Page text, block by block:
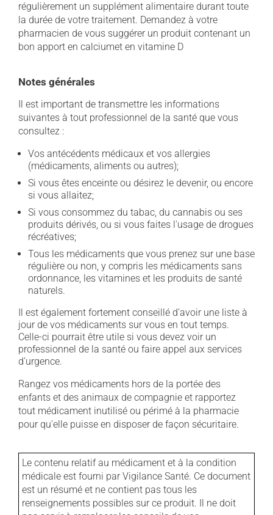
régulièrement un supplément alimentaire durant toute
la durée de votre traitement. Demandez à votre
pharmacien de vous suggérer un produit contenant un
bon apport en calciumet en vitamine D
Notes générales
Il est important de transmettre les informations
suivantes à tout professionnel de la santé que vous
consultez :
Vos antécédents médicaux et vos allergies
(médicaments, aliments ou autres);
Si vous êtes enceinte ou désirez le devenir, ou encore
si vous allaitez;
Si vous consommez du tabac, du cannabis ou ses
produits dérivés, ou si vous faites l'usage de drogues
récréatives;
Tous les médicaments que vous prenez sur une base
régulière ou non, y compris les médicaments sans
ordonnance, les vitamines et les produits de santé
naturels.
Il est également fortement conseillé d'avoir une liste à
jour de vos médicaments sur vous en tout temps.
Celle-ci pourrait être utile si vous devez voir un
professionnel de la santé ou faire appel aux services
d'urgence.
Rangez vos médicaments hors de la portée des
enfants et des animaux de compagnie et rapportez
tout médicament inutilisé ou périmé à la pharmacie
pour qu'elle puisse en disposer de façon sécuritaire.
Le contenu relatif au médicament et à la condition
médicale est fourni par Vigilance Santé. Ce document
est un résumé et ne contient pas tous les
renseignements possibles sur ce produit. Il ne doit